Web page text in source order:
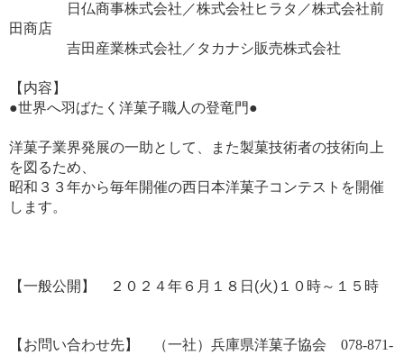
日仏商事株式会社／株式会社ヒラタ／株式会社前
田商店
吉田産業株式会社／タカナシ販売株式会社
【内容】
●世界へ羽ばたく洋菓子職人の登竜門●
洋菓子業界発展の一助として、また製菓技術者の技術向上
を図るため、
昭和３３年から毎年開催の西日本洋菓子コンテストを開催
します。
【一般公開】 ２０２４年６月１８日(火)１０時～１５時
【お問い合わせ先】 （一社）兵庫県洋菓子協会 078-871-